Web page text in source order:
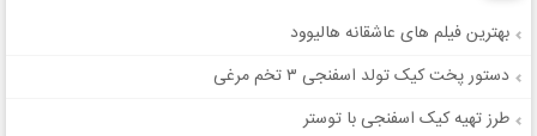
بهترین فیلم های عاشقانه هالیوود
دستور پخت کیک تولد اسفنجی ۳ تخم مرغی
طرز تهیه کیک اسفنجی با توستر